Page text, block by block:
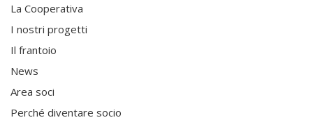
La Cooperativa
I nostri progetti
Il frantoio
News
Area soci
Perché diventare socio